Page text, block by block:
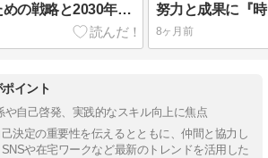
AI時代を生き抜くための戦略と2030年までの計画とは！？
8ヶ月前
イント
や自己啓発、実践的なスキル向上に焦点
決定の重要性を伝えるとともに、仲間と協力し
や在宅ワークなど最新のトレンドを活用した